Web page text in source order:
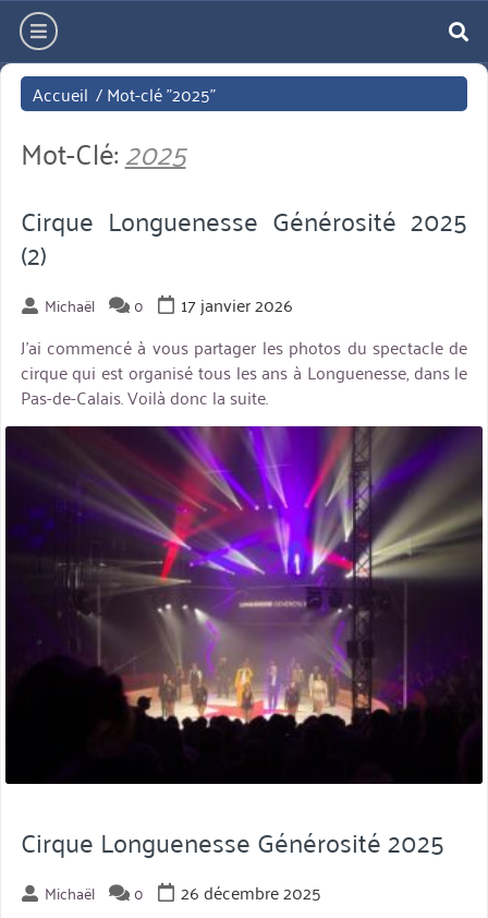
Aller
directement
au
contenu
hamburger
Accueil /Mot-clé "2025"
Mot-Clé:2025
Cirque Longuenesse Générosité 2025
(2)
Michaël 0
17 janvier 2026
J’ai commencé à vous partager les photos du spectacle de
cirque qui est organisé tous les ans à Longuenesse, dans le
Pas-de-Calais. Voilà donc la suite.
Cirque Longuenesse Générosité 2025
Michaël 0
26 décembre 2025